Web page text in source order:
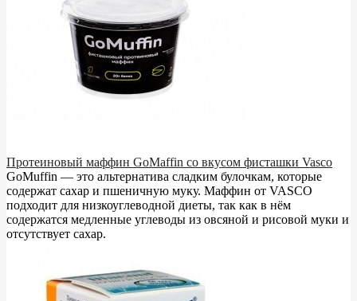
Протеиновый маффин GoMaffin со вкусом фисташки Vasco
GoMuffin — это альтернатива сладким булочкам, которые
содержат сахар и пшеничную муку. Маффин от VASCO
подходит для низкоуглеводной диеты, так как в нём
содержатся медленные углеводы из овсяной и рисовой муки и
отсутствует сахар.